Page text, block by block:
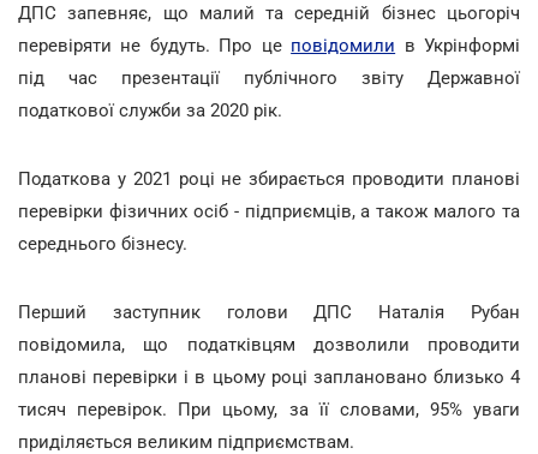
ДПС запевняє, що малий та середній бізнес цьогоріч
перевіряти не будуть. Про це повідомили в Укрінформі
під час презентації публічного звіту Державної
податкової служби за 2020 рік.
Податкова у 2021 році не збирається проводити планові
перевірки фізичних осіб - підприємців, а також малого та
середнього бізнесу.
Перший заступник голови ДПС Наталія Рубан
повідомила, що податківцям дозволили проводити
планові перевірки і в цьому році заплановано близько 4
тисяч перевірок. При цьому, за її словами, 95% уваги
приділяється великим підприємствам.